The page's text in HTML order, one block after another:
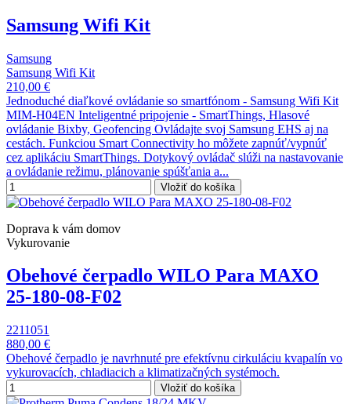
Samsung Wifi Kit
Samsung
Samsung Wifi Kit
210,00 €
Jednoduché diaľkové ovládanie so smartfónom - Samsung Wifi Kit
MIM-H04EN Inteligentné pripojenie - SmartThings, Hlasové
ovládanie Bixby, Geofencing Ovládajte svoj Samsung EHS aj na
cestách. Funkciou Smart Connectivity ho môžete zapnúť/vypnúť
cez aplikáciu SmartThings. Dotykový ovládač slúži na nastavovanie
a ovládanie režimu, plánovanie spúšťania a...
Vložiť do košíka
Doprava k vám domov
Vykurovanie
Obehové čerpadlo WILO Para MAXO
25-180-08-F02
2211051
880,00 €
Obehové čerpadlo je navrhnuté pre efektívnu cirkuláciu kvapalín vo
vykurovacích, chladiacich a klimatizačných systémoch.
Vložiť do košíka